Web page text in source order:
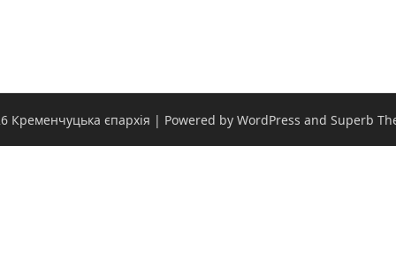
Кременчуцька єпархія | Powered by WordPress and Superb